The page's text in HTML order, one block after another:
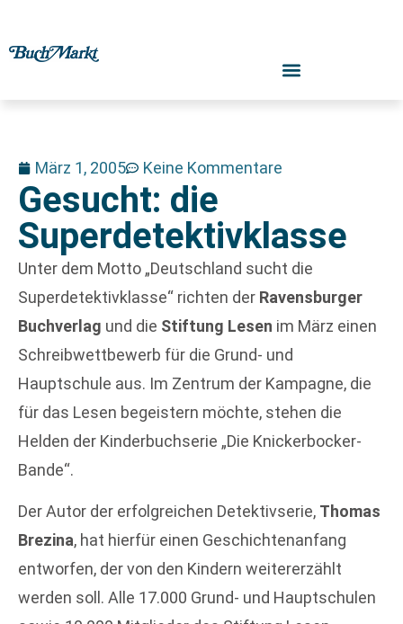
März 1, 2005 Keine Kommentare
Gesucht: die
Superdetektivklasse
Unter dem Motto „Deutschland sucht die
Superdetektivklasse“ richten der Ravensburger
Buchverlag und die Stiftung Lesen im März einen
Schreibwettbewerb für die Grund- und
Hauptschule aus. Im Zentrum der Kampagne, die
für das Lesen begeistern möchte, stehen die
Helden der Kinderbuchserie „Die Knickerbocker-
Bande“.
Der Autor der erfolgreichen Detektivserie, Thomas
Brezina, hat hierfür einen Geschichtenanfang
entworfen, der von den Kindern weitererzählt
werden soll. Alle 17.000 Grund- und Hauptschulen